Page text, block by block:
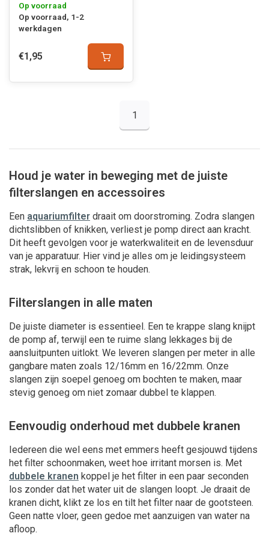
Op voorraad
Op voorraad, 1-2
werkdagen
€1,95
1
Houd je water in beweging met de juiste
filterslangen en accessoires
Een aquariumfilter draait om doorstroming. Zodra slangen
dichtslibben of knikken, verliest je pomp direct aan kracht.
Dit heeft gevolgen voor je waterkwaliteit en de levensduur
van je apparatuur. Hier vind je alles om je leidingsysteem
strak, lekvrij en schoon te houden.
Filterslangen in alle maten
De juiste diameter is essentieel. Een te krappe slang knijpt
de pomp af, terwijl een te ruime slang lekkages bij de
aansluitpunten uitlokt. We leveren slangen per meter in alle
gangbare maten zoals 12/16mm en 16/22mm. Onze
slangen zijn soepel genoeg om bochten te maken, maar
stevig genoeg om niet zomaar dubbel te klappen.
Eenvoudig onderhoud met dubbele kranen
Iedereen die wel eens met emmers heeft gesjouwd tijdens
het filter schoonmaken, weet hoe irritant morsen is. Met
dubbele kranen koppel je het filter in een paar seconden
los zonder dat het water uit de slangen loopt. Je draait de
kranen dicht, klikt ze los en tilt het filter naar de gootsteen.
Geen natte vloer, geen gedoe met aanzuigen van water na
afloop.